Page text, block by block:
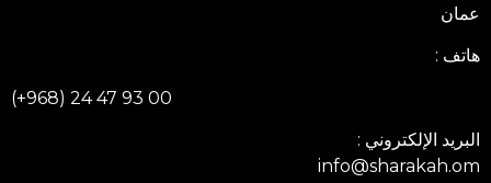
عمان
هاتف :
(+968) 24 47 93 00
البريد الإلكتروني :
info@sharakah.om